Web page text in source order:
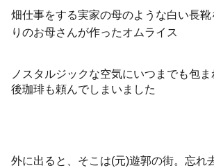
畑仕事をする実家の母のような白い長
りのお母さんが作ったオムライス
ノスタルジックな空気にいつまでも包
後珈琲も頼んでしまいました
外に出ると、そこは(元)遊郭の街。忘れ